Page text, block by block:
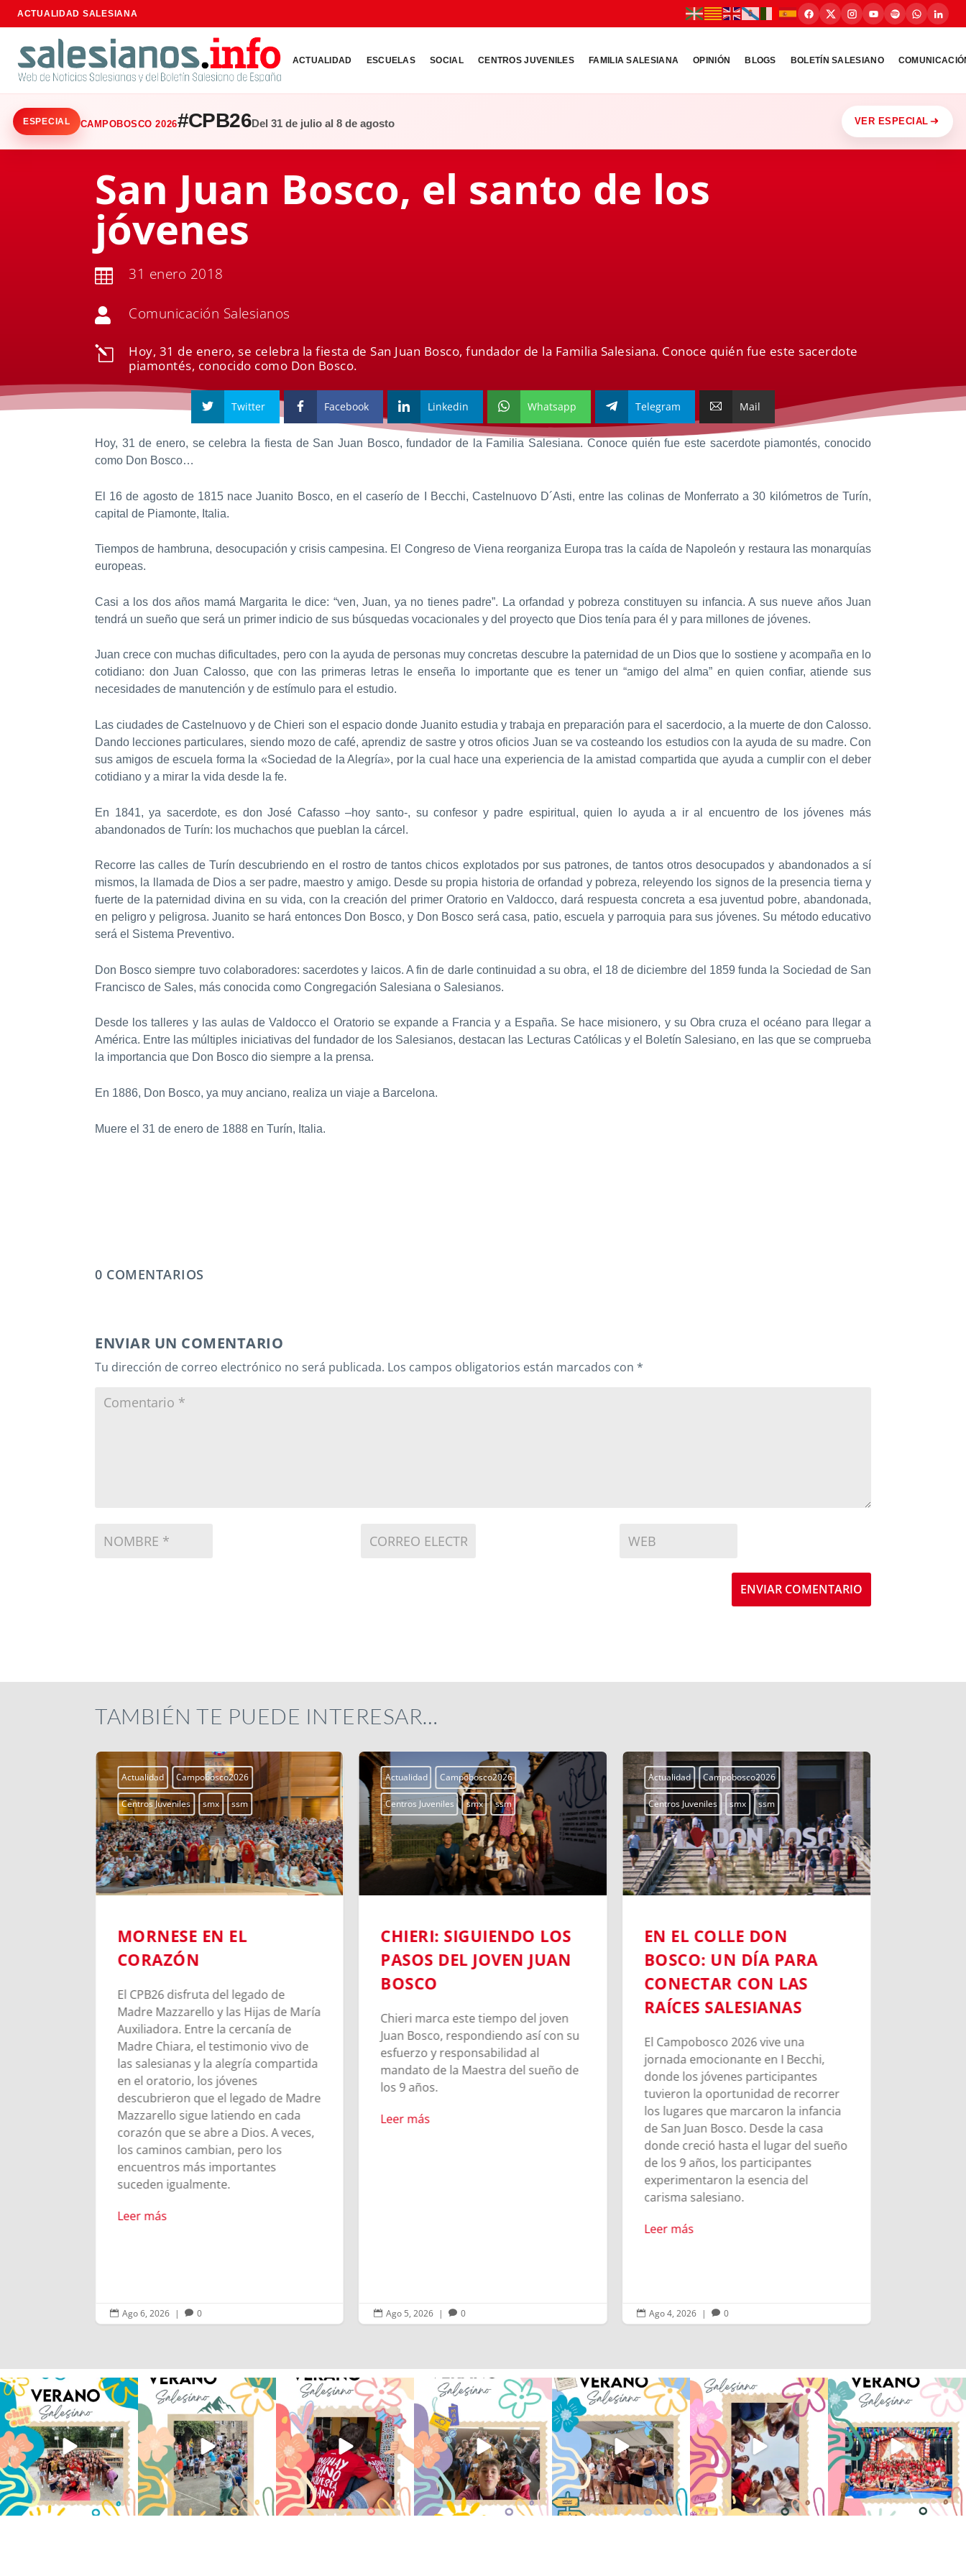
ACTUALIDAD SALESIANA
ACTUALIDAD ESCUELAS SOCIAL CENTROS JUVENILES FAMILIA SALESIANA OPINIÓN BLOGS BOLETÍN SALESIANO
ESPECIAL CAMPOBOSCO 2026#CPB26Del 31 de julio al 8 de agosto VER ESPECIAL
San Juan Bosco, el santo de los
jóvenes
 31 enero 2018
 Comunicación Salesianos
l
Hoy, 31 de enero, se celebra la fiesta de San Juan Bosco, fundador de la Familia Salesiana. Conoce quién fue este sacerdote
piamontés, conocido como Don Bosco.
Twitter Facebook Linkedin Whatsapp Telegram Mail
Hoy, 31 de enero, se celebra la fiesta de San Juan Bosco, fundador de la Familia Salesiana. Conoce quién fue este sacerdote piamontés, conocido
como Don Bosco…
El 16 de agosto de 1815 nace Juanito Bosco, en el caserío de I Becchi, Castelnuovo D´Asti, entre las colinas de Monferrato a 30 kilómetros de Turín,
capital de Piamonte, Italia.
Tiempos de hambruna, desocupación y crisis campesina. El Congreso de Viena reorganiza Europa tras la caída de Napoleón y restaura las monarquías
europeas.
Casi a los dos años mamá Margarita le dice: “ven, Juan, ya no tienes padre”. La orfandad y pobreza constituyen su infancia. A sus nueve años Juan
tendrá un sueño que será un primer indicio de sus búsquedas vocacionales y del proyecto que Dios tenía para él y para millones de jóvenes.
Juan crece con muchas dificultades, pero con la ayuda de personas muy concretas descubre la paternidad de un Dios que lo sostiene y acompaña en lo
cotidiano: don Juan Calosso, que con las primeras letras le enseña lo importante que es tener un “amigo del alma” en quien confiar, atiende sus
necesidades de manutención y de estímulo para el estudio.
Las ciudades de Castelnuovo y de Chieri son el espacio donde Juanito estudia y trabaja en preparación para el sacerdocio, a la muerte de don Calosso.
Dando lecciones particulares, siendo mozo de café, aprendiz de sastre y otros oficios Juan se va costeando los estudios con la ayuda de su madre. Con
sus amigos de escuela forma la «Sociedad de la Alegría», por la cual hace una experiencia de la amistad compartida que ayuda a cumplir con el deber
cotidiano y a mirar la vida desde la fe.
En 1841, ya sacerdote, es don José Cafasso –hoy santo-, su confesor y padre espiritual, quien lo ayuda a ir al encuentro de los jóvenes más
abandonados de Turín: los muchachos que pueblan la cárcel.
Recorre las calles de Turín descubriendo en el rostro de tantos chicos explotados por sus patrones, de tantos otros desocupados y abandonados a sí
mismos, la llamada de Dios a ser padre, maestro y amigo. Desde su propia historia de orfandad y pobreza, releyendo los signos de la presencia tierna y
fuerte de la paternidad divina en su vida, con la creación del primer Oratorio en Valdocco, dará respuesta concreta a esa juventud pobre, abandonada,
en peligro y peligrosa. Juanito se hará entonces Don Bosco, y Don Bosco será casa, patio, escuela y parroquia para sus jóvenes. Su método educativo
será el Sistema Preventivo.
Don Bosco siempre tuvo colaboradores: sacerdotes y laicos. A fin de darle continuidad a su obra, el 18 de diciembre del 1859 funda la Sociedad de San
Francisco de Sales, más conocida como Congregación Salesiana o Salesianos.
Desde los talleres y las aulas de Valdocco el Oratorio se expande a Francia y a España. Se hace misionero, y su Obra cruza el océano para llegar a
América. Entre las múltiples iniciativas del fundador de los Salesianos, destacan las Lecturas Católicas y el Boletín Salesiano, en las que se comprueba
la importancia que Don Bosco dio siempre a la prensa.
En 1886, Don Bosco, ya muy anciano, realiza un viaje a Barcelona.
Muere el 31 de enero de 1888 en Turín, Italia.
0 COMENTARIOS
ENVIAR UN COMENTARIO
Tu dirección de correo electrónico no será publicada. Los campos obligatorios están marcados con *
ENVIAR COMENTARIO
TAMBIÉN TE PUEDE INTERESAR…
Actualidad Campobosco2026
Centros Juveniles smx ssm
MORNESE EN EL
CORAZÓN
El CPB26 disfruta del legado de
Madre Mazzarello y las Hijas de María
Auxiliadora. Entre la cercanía de
Madre Chiara, el testimonio vivo de
las salesianas y la alegría compartida
en el oratorio, los jóvenes
descubrieron que el legado de Madre
Mazzarello sigue latiendo en cada
corazón que se abre a Dios. A veces,
los caminos cambian, pero los
encuentros más importantes
suceden igualmente.
Leer más
 Ago 6, 2026 |  0
Actualidad Campobosco2026
Centros Juveniles smx ssm
CHIERI: SIGUIENDO LOS
PASOS DEL JOVEN JUAN
BOSCO
Chieri marca este tiempo del joven
Juan Bosco, respondiendo así con su
esfuerzo y responsabilidad al
mandato de la Maestra del sueño de
los 9 años.
Leer más
 Ago 5, 2026 |  0
Actualidad Campobosco2026
Centros Juveniles smx ssm
EN EL COLLE DON
BOSCO: UN DÍA PARA
CONECTAR CON LAS
RAÍCES SALESIANAS
El Campobosco 2026 vive una
jornada emocionante en I Becchi,
donde los jóvenes participantes
tuvieron la oportunidad de recorrer
los lugares que marcaron la infancia
de San Juan Bosco. Desde la casa
donde creció hasta el lugar del sueño
de los 9 años, los participantes
experimentaron la esencia del
carisma salesiano.
Leer más
 Ago 4, 2026 |  0
Los alumnos de 6º de Primaria, 1º
y 2º de la ESO...
145 2
La diversión y la alegría también
se han sentido
93 0
No hay verano sin que sea
Salesiano ❤️💫 en Luz 4...
194 0
viviendo la alegría en el
campamento Caravio...
91 2
Que bonito todo lo que han vivido
en el campamento...
251 2
Superestrella!! 🌟 La música
invade el Campamento ...
6 0
La Orotava ha disfrutado a lo
grande de su
66 1